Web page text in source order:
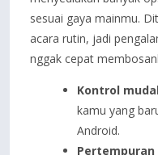
sesuai gaya mainmu.
acara rutin, jadi
nggak cepat
Kontrol
kamu yang
Android.
Pertempuran